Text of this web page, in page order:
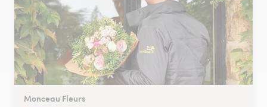
Monceau Fleurs